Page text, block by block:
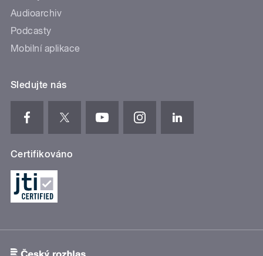
Audioarchiv
Podcasty
Mobilní aplikace
Sledujte nás
Certifikováno